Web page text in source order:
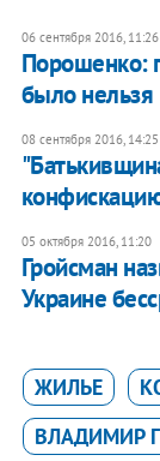
06 сентября 2016, 11:26
Порошенко:
было нельзя
08 сентября 2016, 14:25
05 октября 2016, 11:20
Гройсман
Украине
ЖИЛЬЕ
ВЛАДИМИР